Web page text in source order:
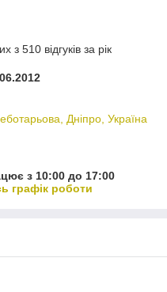
з 510 відгуків за рік
Дніпро, Україна
з 10:00 до 17:00
графік роботи